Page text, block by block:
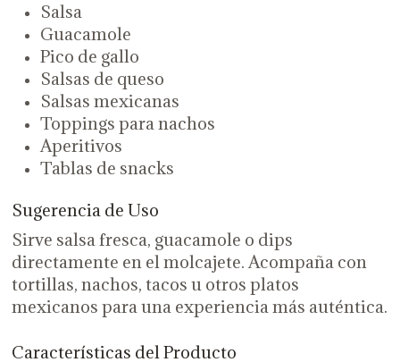
Salsa
Guacamole
Pico de gallo
Salsas de queso
Salsas mexicanas
Toppings para nachos
Aperitivos
Tablas de snacks
Sugerencia de Uso
Sirve salsa fresca, guacamole o dips
directamente en el molcajete. Acompaña con
tortillas, nachos, tacos u otros platos
mexicanos para una experiencia más auténtica.
Características del Producto